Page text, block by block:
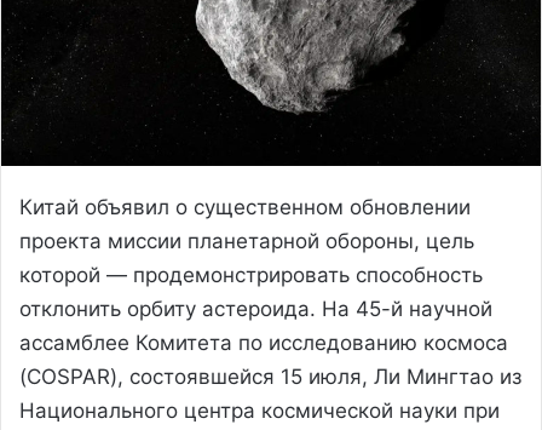
Китай объявил о существенном обновлении
проекта миссии планетарной обороны, цель
которой — продемонстрировать способность
отклонить орбиту астероида. На 45-й научной
ассамблее Комитета по исследованию космоса
(COSPAR), состоявшейся 15 июля, Ли Мингтао из
Национального центра космической науки при